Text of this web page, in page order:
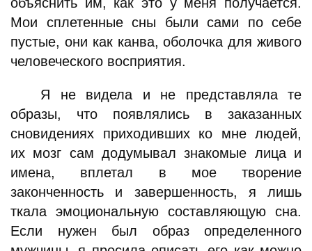
Мои сплетенные сны были сами по себе
пустые, они как канва, оболочка для живого
человеческого восприятия.
Я не видела и не представляла те
образы, что появлялись в заказанных
сновидениях приходивших ко мне людей,
их мозг сам додумывал знакомые лица и
имена, вплетал в мое творение
законченность и завершенность, я лишь
ткала эмоциональную составляющую сна.
Если нужен был образ определенного